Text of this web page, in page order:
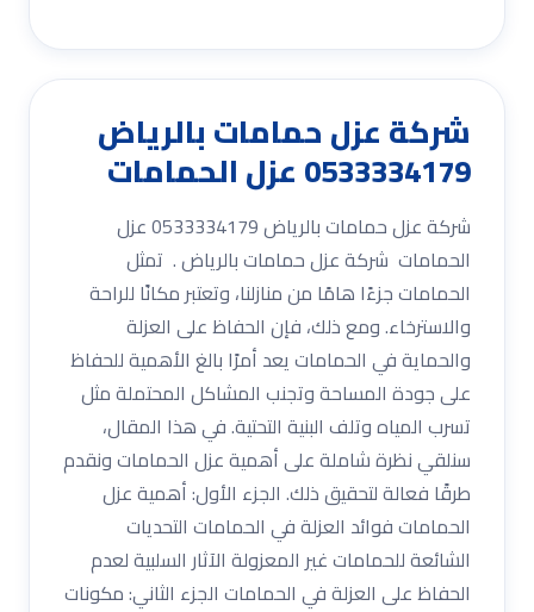
شركة عزل حمامات بالرياض
0533334179 عزل الحمامات
شركة عزل حمامات بالرياض 0533334179 عزل
الحمامات شركة عزل حمامات بالرياض . تمثل
الحمامات جزءًا هامًا من منازلنا، وتعتبر مكانًا للراحة
والاسترخاء. ومع ذلك، فإن الحفاظ على العزلة
والحماية في الحمامات يعد أمرًا بالغ الأهمية للحفاظ
على جودة المساحة وتجنب المشاكل المحتملة مثل
تسرب المياه وتلف البنية التحتية. في هذا المقال،
سنلقي نظرة شاملة على أهمية عزل الحمامات ونقدم
طرقًا فعالة لتحقيق ذلك. الجزء الأول: أهمية عزل
الحمامات فوائد العزلة في الحمامات التحديات
الشائعة للحمامات غير المعزولة الآثار السلبية لعدم
الحفاظ على العزلة في الحمامات الجزء الثاني: مكونات